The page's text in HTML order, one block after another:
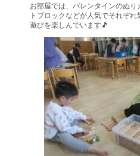
お部屋では、バレンタインのぬ
トブロックなどが人気でそれぞ
遊びを楽しんでいます🎵